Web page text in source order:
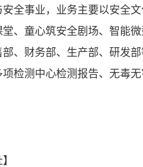
全事业，业务主要以安全
、童心筑安全剧场、智能
、财务部、生产部、研发
检测中心检测报告、无毒